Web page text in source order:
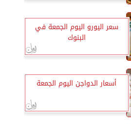
سعر اليورو اليوم الجمعة في
البنوك
أسعار الدواجن اليوم الجمعة